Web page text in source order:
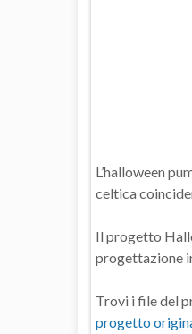
L’halloween
celtica
Il progetto
progettazione
Trovi i file del
progetto